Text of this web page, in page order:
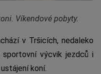
Víkendové pobyty.
v Tršicích, nedaleko
sportovní výcvik jezdců i
koní.